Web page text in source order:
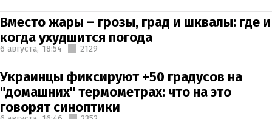
Вместо жары – грозы, град и шквалы: где и
когда ухудшится погода
6 августа, 18:54 2129
Украинцы фиксируют +50 градусов на
"домашних" термометрах: что на это
говорят синоптики